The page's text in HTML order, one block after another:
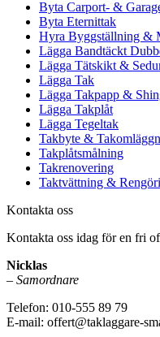
Byta Carport- &
Byta Eternittak
Hyra Byggställning &
Lägga Bandtäckt
Lägga Tätskikt &
Lägga Tak
Lägga Takpapp &
Lägga Takplåt
Lägga Tegeltak
Takbyte &
Takplåtsmålning
Takrenovering
Taktvättning &
Kontakta oss
Kontakta oss idag för en fri
Nicklas
– Samordnare
Telefon: 010-555 89 79
E-mail: offert@taklaggare-